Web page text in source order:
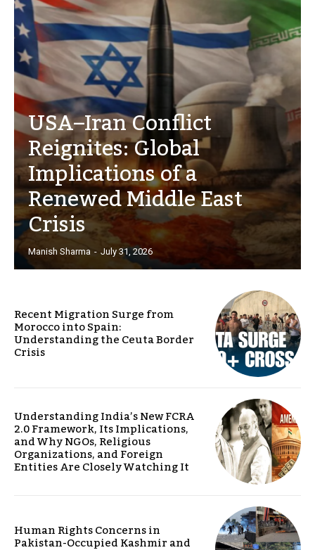
USA–Iran Conflict
Reignites: Global
Implications of a
Renewed Middle East
Crisis
Manish Sharma - July 31, 2026
Recent Migration Surge from
Morocco into Spain:
Understanding the Ceuta Border
Crisis
Understanding India’s New FCRA
2.0 Framework, Its Implications,
and Why NGOs, Religious
Organizations, and Foreign
Entities Are Closely Watching It
Human Rights Concerns in
Pakistan-Occupied Kashmir and